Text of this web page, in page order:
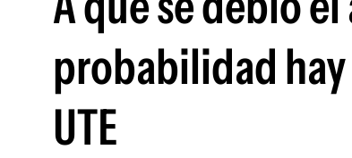
probabilidad
UTE